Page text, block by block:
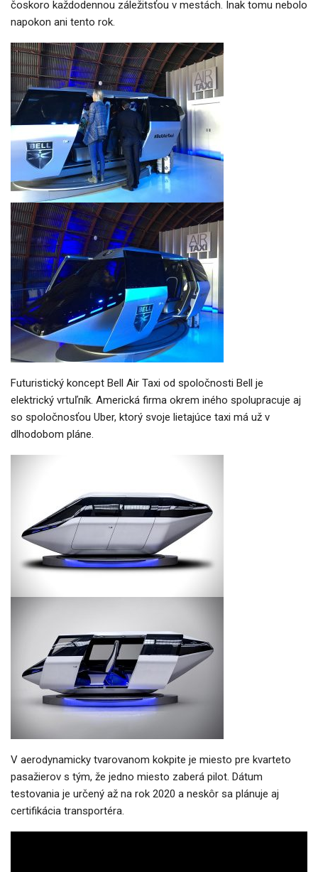
čoskoro každodennou záležitsťou v mestách. Inak tomu nebolo
napokon ani tento rok.
Futuristický koncept Bell Air Taxi od spoločnosti Bell je
elektrický vrtuľník. Americká firma okrem iného spolupracuje aj
so spoločnosťou Uber, ktorý svoje lietajúce taxi má už v
dlhodobom pláne.
V aerodynamicky tvarovanom kokpite je miesto pre kvarteto
pasažierov s tým, že jedno miesto zaberá pilot. Dátum
testovania je určený až na rok 2020 a neskôr sa plánuje aj
certifikácia transportéra.